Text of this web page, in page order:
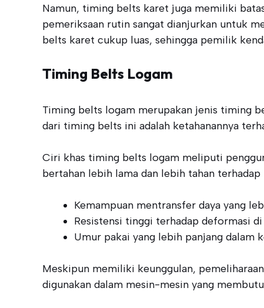
Namun, timing belts karet juga memiliki
pemeriksaan rutin sangat dianjurkan untuk
belts karet cukup luas, sehingga pemilik
Timing Belts Logam
Timing belts logam merupakan jenis timing
dari timing belts ini adalah ketahanannya
Ciri khas timing belts logam meliputi
bertahan lebih lama dan lebih tahan
Kemampuan mentransfer daya yang
Resistensi tinggi terhadap deformasi di
Umur pakai yang lebih panjang dalam
Meskipun memiliki keunggulan,
digunakan dalam mesin-mesin yang